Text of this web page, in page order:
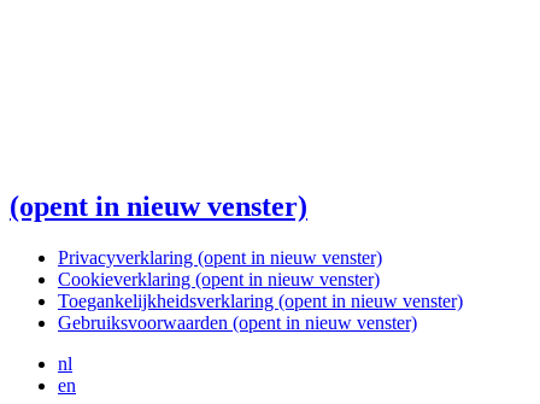
(opent in nieuw venster)
Privacyverklaring (opent in nieuw venster)
Cookieverklaring (opent in nieuw venster)
Toegankelijkheidsverklaring (opent in nieuw venster)
Gebruiksvoorwaarden (opent in nieuw venster)
nl
en